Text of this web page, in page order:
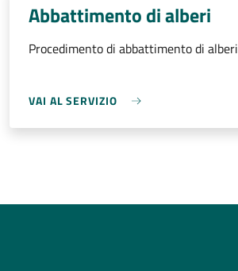
Abbattimento di alberi
Procedimento di abbattimento di alberi
VAI AL SERVIZIO